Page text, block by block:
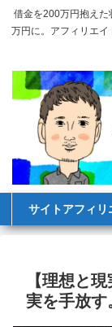
借金を200万円抱え
万円に。アフィリエ
サイトアフィリ
【理想と
実を手放す